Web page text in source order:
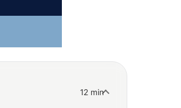
12 min